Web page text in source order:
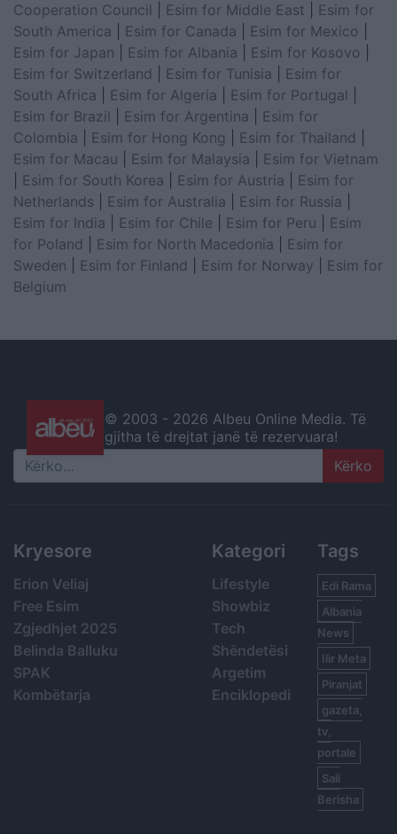
Cooperation Council
Esim for Middle East
Esim for
South America
Esim for Canada Esim for Mexico
Esim for Japan
Esim for Albania Esim for Kosovo
Esim for Switzerland
Esim for Tunisia
Esim for
South Africa
Esim for Algeria Esim for Portugal
Esim for Brazil
Esim for Argentina
Esim for
Colombia
Esim for Hong Kong Esim for Thailand
Esim for Macau
Esim for Malaysia
Esim for Vietnam
Esim for South Korea Esim for Austria
Esim for
Netherlands
Esim for Australia Esim for Russia
Esim for India
Esim for Chile Esim for Peru
Esim
for Poland
Esim for North Macedonia
Esim for
Sweden
Esim for Finland Esim for Norway
Esim for
Belgium
© 2003 - 2026 Albeu Online Media. Të
gjitha të drejtat janë të rezervuara!
Search
Kryesore
Erion Veliaj
Free Esim
Zgjedhjet 2025
Belinda Balluku
SPAK
Kombëtarja
Kategori
Lifestyle
Showbiz
Tech
Shëndetësi
Argetim
Enciklopedi
Tags
Edi Rama
Albania
News
Ilir Meta
Piranjat
gazeta,
tv,
portale
Sali
Berisha